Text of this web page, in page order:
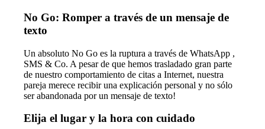
No Go: Romper a través de un mensaje de
texto
Un absoluto No Go es la ruptura a través de WhatsApp ,
SMS & Co. A pesar de que hemos trasladado gran parte
de nuestro comportamiento de citas a Internet, nuestra
pareja merece recibir una explicación personal y no sólo
ser abandonada por un mensaje de texto!
Elija el lugar y la hora con cuidado